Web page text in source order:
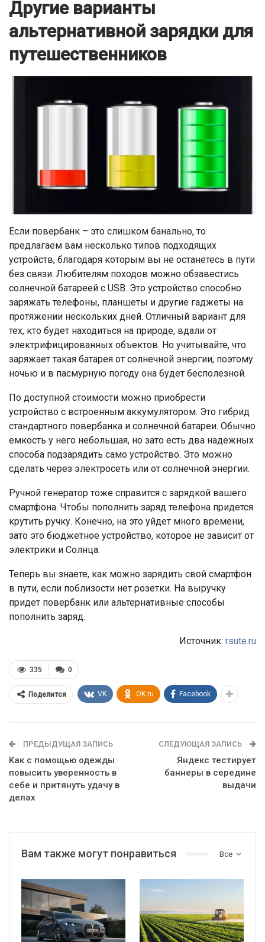
Другие варианты
альтернативной зарядки для
путешественников
Если повербанк – это слишком банально, то
предлагаем вам несколько типов подходящих
устройств, благодаря которым вы не останетесь в пути
без связи. Любителям походов можно обзавестись
солнечной батареей с USB. Это устройство способно
заряжать телефоны, планшеты и другие гаджеты на
протяжении нескольких дней. Отличный вариант для
тех, кто будет находиться на природе, вдали от
электрифицированных объектов. Но учитывайте, что
заряжает такая батарея от солнечной энергии, поэтому
ночью и в пасмурную погоду она будет бесполезной.
По доступной стоимости можно приобрести
устройство с встроенным аккумулятором. Это гибрид
стандартного повербанка и солнечной батареи. Обычно
емкость у него небольшая, но зато есть два надежных
способа подзарядить само устройство. Это можно
сделать через электросеть или от солнечной энергии.
Ручной генератор тоже справится с зарядкой вашего
смартфона. Чтобы пополнить заряд телефона придется
крутить ручку. Конечно, на это уйдет много времени,
зато это бюджетное устройство, которое не зависит от
электрики и Солнца.
Теперь вы знаете, как можно зарядить свой смартфон
в пути, если поблизости нет розетки. На выручку
придет повербанк или альтернативные способы
пополнить заряд.
Источник: rsute.ru
0
335
Поделится VK OK.ru Facebook
ПРЕДЫДУЩАЯ ЗАПИСЬ
Как с помощью одежды
повысить уверенность в
себе и притянуть удачу в
делах
СЛЕДУЮЩАЯ ЗАПИСЬ
Яндекс тестирует
баннеры в середине
выдачи
Все
Вам также могут понравиться